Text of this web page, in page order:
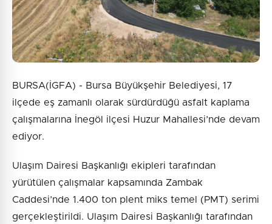
BURSA(İGFA) - Bursa Büyükşehir Belediyesi, 17
ilçede eş zamanlı olarak sürdürdüğü asfalt kaplama
çalışmalarına İnegöl ilçesi Huzur Mahallesi’nde devam
ediyor.
Ulaşım Dairesi Başkanlığı ekipleri tarafından
yürütülen çalışmalar kapsamında Zambak
Caddesi’nde 1.400 ton plent miks temel (PMT) serimi
gerçekleştirildi. Ulaşım Dairesi Başkanlığı tarafından